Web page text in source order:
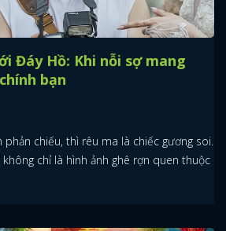
Đáy Hồ: Khi nỗi sợ mang
bạn
phản chiếu, thì rêu ma là chiếc gương soi.
chỉ là hình ảnh ghê rợn quen thuộc